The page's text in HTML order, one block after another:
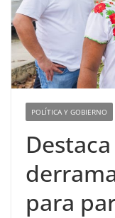
POLÍTICA Y GOBIERNO
para